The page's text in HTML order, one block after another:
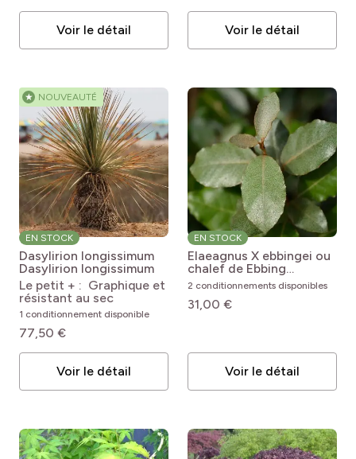
Voir le détail Voir le détail
★ NOUVEAUTÉ
EN STOCK
Dasylirion longissimum
Dasylirion longissimum
Le petit + : Graphique et
résistant au sec
1 conditionnement disponible
77,50 €
Voir le détail
EN STOCK
Elaeagnus X ebbingei ou
chalef de Ebbing
Elaeagnus ebbingei
2 conditionnements disponibles
31,00 €
Voir le détail